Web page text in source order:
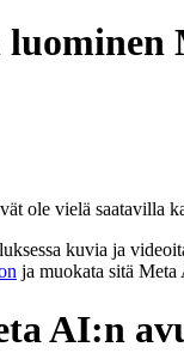
ole vielä saatavilla
kuvia ja
ja muokata sitä
AI:n